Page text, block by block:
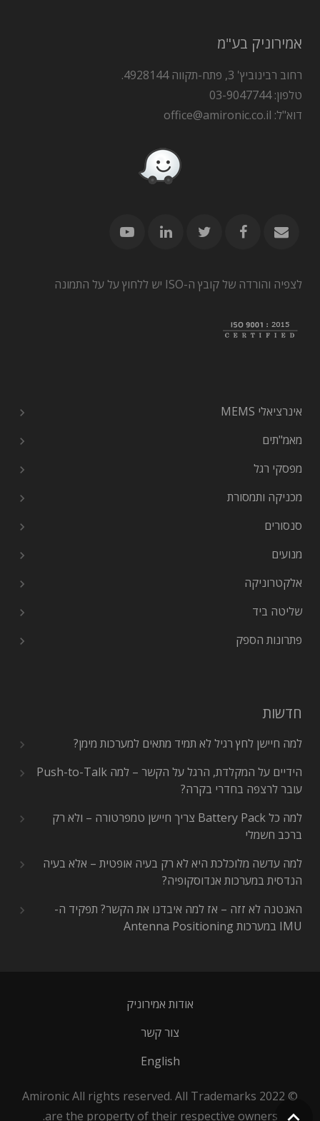
אמירוניק בע"מ
רחוב רבינוביץ' 3, פתח-תקווה 4928144.
טלפון: 03-9047744
דוא"ל: office@amironic.co.il
לצפיה והורדה של קובץ ה-ISO יש ללחוץ על על התמונה
אינרציאלי MEMS
מאמ"תים
מפסקי רגל
מכניקה ותמסורת
סנסורים
מנועים
אלקטרוניקה
שליטה ביד
פתרונות הספק
חדשות
למה חיישן לחץ רגיל לא תמיד מתאים למערכות מימן?
הידיים על המקלדת, הרגל על הקשר – למה Push-to-Talk
עובר לרצפה בחדרי בקרה?
למה כל Battery Pack צריך חיישן טמפרטורה – ולא רק
ברכב חשמלי
למה עדשה מלוכלכת היא לא רק בעיה אופטית – אלא בעיה
הנדסית במערכות אנדוסקופיה?
האנטנה לא זזה – אז למה איבדנו את הקשר? תפקיד ה-
IMU במערכות Antenna Positioning
אודות אמירוניק
צור קשר
English
© 2022 Amironic All rights reserved. All Trademarks
are the property of their respective owners.